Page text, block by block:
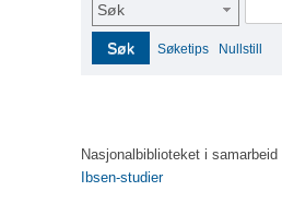
Søk
Søk Søketips Nullstill
Nasjonalbiblioteket i samarbeid
Ibsen-studier